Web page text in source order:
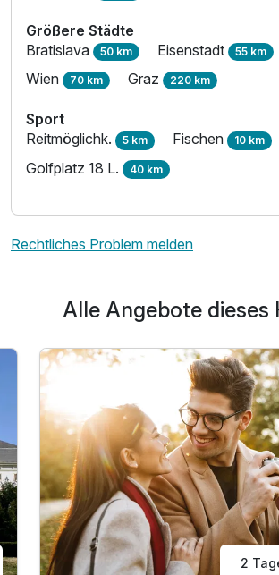
Größere Städte
Bratislava 50 km Eisenstadt 55 km
Wien 70 km Graz 220 km
Sport
Reitmöglichk. 5 km Fischen 10 km
Golfplatz 18 L. 40 km
Rechtliches Problem melden
Alle Angebote dieses
2